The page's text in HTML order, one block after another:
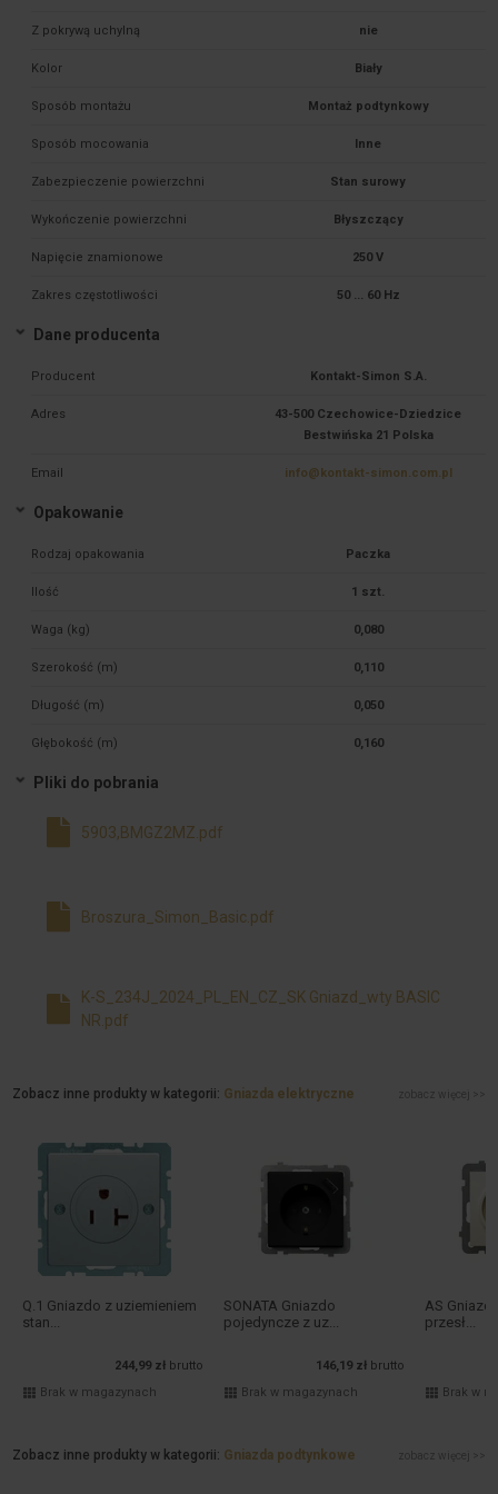
Z pokrywą uchylną nie
Kolor Biały
Sposób montażu Montaż podtynkowy
Sposób mocowania Inne
Zabezpieczenie powierzchni Stan surowy
Wykończenie powierzchni Błyszczący
Napięcie znamionowe 250 V
Zakres częstotliwości 50 ... 60 Hz
Dane producenta
Producent Kontakt-Simon S.A.
Adres
43-500 Czechowice-Dziedzice
Bestwińska 21 Polska
Email info@kontakt-simon.com.pl
Opakowanie
Rodzaj opakowania Paczka
Ilość 1 szt.
Waga (kg) 0,080
Szerokość (m) 0,110
Długość (m) 0,050
Głębokość (m) 0,160
Pliki do pobrania
5903,BMGZ2MZ.pdf
Broszura_Simon_Basic.pdf
K-S_234J_2024_PL_EN_CZ_SK Gniazd_wty BASIC
NR.pdf
Zobacz inne produkty w kategorii: Gniazda elektryczne zobacz więcej >>
Q.1 Gniazdo z uziemieniem
stan...
244,99 zł
brutto
Brak w magazynach
SONATA Gniazdo
pojedyncze z uz...
146,19 zł
brutto
Brak w magazynach
AS
przesł...
Brak w
Zobacz inne produkty w kategorii: Gniazda podtynkowe zobacz więcej >>